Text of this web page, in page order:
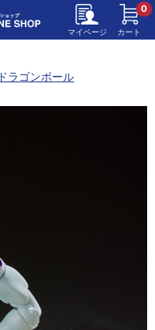
マイページ カート
0
ドラゴンボール